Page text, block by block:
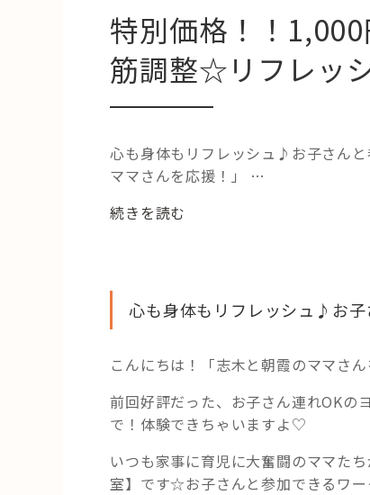
コーディネーター紹介
特別価格！！
筋調整☆リフレッ
心も身体もリフレッシュ♪お子さん
ママさんを応援！」 …
“特
1,000
ヨ
ガ
体
験
し
ま
続きを読む
心も身体もリフレッシュ♪お
こんにちは！「志木と朝霞のママさ
前回好評だった、お子さん連れOKの
で！体験できちゃいますよ♡
いつも家事に育児に大奮闘のママた
室】です☆お子さんと参加できるワー